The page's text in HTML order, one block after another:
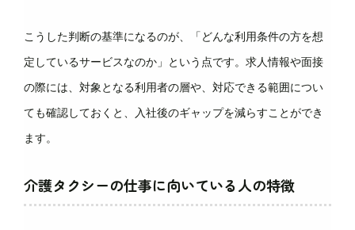
こうした判断の基準になるのが、「どんな利用条件の方を想
定しているサービスなのか」という点です。求人情報や面接
の際には、対象となる利用者の層や、対応できる範囲につい
ても確認しておくと、入社後のギャップを減らすことができ
ます。
介護タクシーの仕事に向いている人の特徴